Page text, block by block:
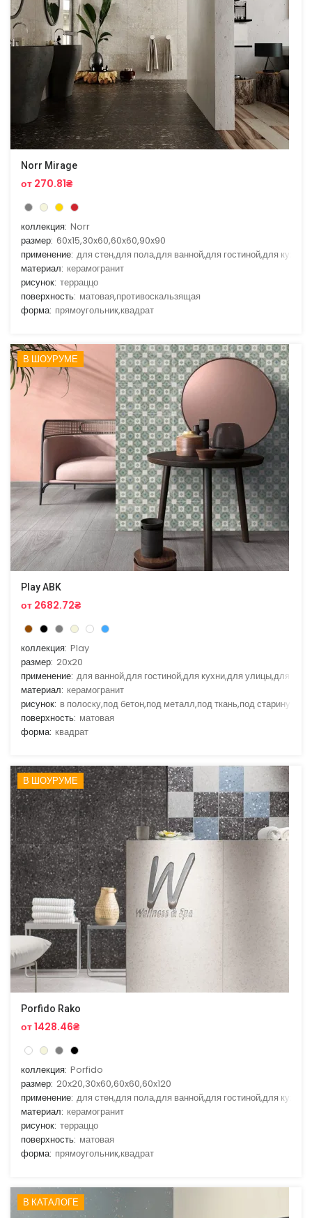
Norr Mirage
от 270.81₴
коллекция: Norr
размер: 60x15,30x60,60x60,90x90
применение: для стен,для пола,для ванной,для гостиной,для кухни
материал: керамогранит
рисунок: терраццо
поверхность: матовая,противоскальзящая
форма: прямоугольник,квадрат
В ШОУРУМЕ
Play ABK
от 2682.72₴
коллекция: Play
размер: 20x20
применение: для ванной,для гостиной,для кухни,для улицы,для
материал: керамогранит
рисунок: в полоску,под бетон,под металл,под ткань,под старину
поверхность: матовая
форма: квадрат
В ШОУРУМЕ
Porfido Rako
от 1428.46₴
коллекция: Porfido
размер: 20x20,30x60,60x60,60x120
применение: для стен,для пола,для ванной,для гостиной,для кухни
материал: керамогранит
рисунок: терраццо
поверхность: матовая
форма: прямоугольник,квадрат
В КАТАЛОГЕ